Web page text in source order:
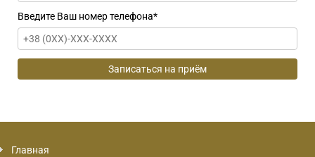
Введите Ваш номер телефона*
Главная